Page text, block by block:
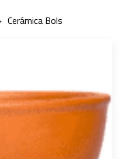
Cerámica Bols